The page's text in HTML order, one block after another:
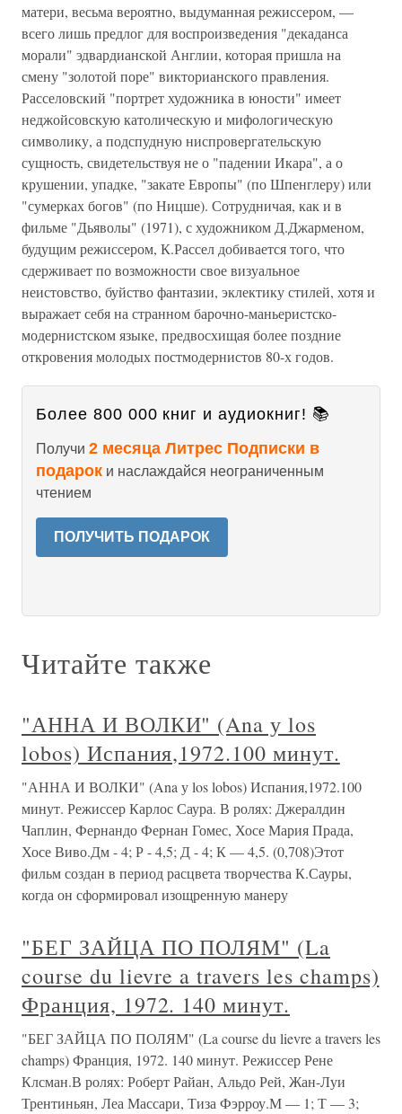
матери, весьма вероятно, выдуманная режиссером, —
всего лишь предлог для воспроизведения "декаданса
морали" эдвардианской Англии, которая пришла на
смену "золотой поре" викторианского правления.
Расселовский "портрет художника в юности" имеет
неджойсовскую католическую и мифологическую
символику, а подспудную ниспровергательскую
сущность, свидетельствуя не о "падении Икара", а о
крушении, упадке, "закате Европы" (по Шпенглеру) или
"сумерках богов" (по Ницше). Сотрудничая, как и в
фильме "Дьяволы" (1971), с художником Д.Джарменом,
будущим режиссером, К.Рассел добивается того, что
сдерживает по возможности свое визуальное
неистовство, буйство фантазии, эклектику стилей, хотя и
выражает себя на странном барочно-маньеристско-
модернистском языке, предвосхищая более поздние
откровения молодых постмодернистов 80-х годов.
Более 800 000 книг и аудиокниг! 📚
Получи 2 месяца Литрес Подписки в
подарок и наслаждайся неограниченным
чтением
ПОЛУЧИТЬ ПОДАРОК
Читайте также
"АННА И ВОЛКИ" (Ana у los
lobos) Испания,1972.100 минут.
"АННА И ВОЛКИ" (Ana у los lobos) Испания,1972.100
минут. Режиссер Карлос Саура. В ролях: Джералдин
Чаплин, Фернандо Фернан Гомес, Хосе Мария Прада,
Хосе Виво.Дм - 4; Р - 4,5; Д - 4; К — 4,5. (0,708)Этот
фильм создан в период расцвета творчества К.Сауры,
когда он сформировал изощренную манеру
"БЕГ ЗАЙЦА ПО ПОЛЯМ" (La
course du lievre a travers les champs)
Франция, 1972. 140 минут.
"БЕГ ЗАЙЦА ПО ПОЛЯМ" (La course du lievre a travers les
champs) Франция, 1972. 140 минут. Режиссер Рене
Клсман.В ролях: Роберт Райан, Альдо Рей, Жан-Луи
Трентиньян, Леа Массари, Тиза Фэрроу.М — 1; Т — 3;